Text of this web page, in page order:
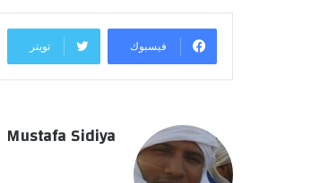
فيسبوك تويتر
Mustafa Sidiya